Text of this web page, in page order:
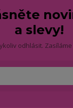
a slevy!
odhlásit.